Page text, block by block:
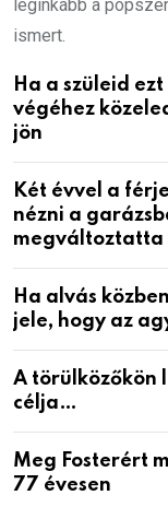
leginkább a
ismert.
Ha a szüleid
végéhez
jön
Két évvel a
nézni a
megváltoztatta
Ha alvás
jele, hogy az
A törülközőkön
célja…
Meg Fosterért
77 évesen